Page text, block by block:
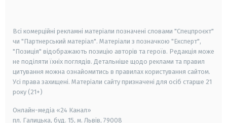
Всі комерційні рекламні матеріали позначені словами "Спецпроєкт"
чи "Партнерський матеріал". Матеріали з позначкою "Експерт",
"Позиція" відображають позицію авторів та героїв. Редакція може
не поділяти їхніх поглядів. Детальніше щодо реклами та правил
цитування можна ознайомитись в правилах користування сайтом.
Усі права захищені. Матеріали сайту призначені для осіб старше 21
року (21+)
Онлайн-медіа «24 Канал»
пл. Галицька, буд. 15, м. Львів, 79008